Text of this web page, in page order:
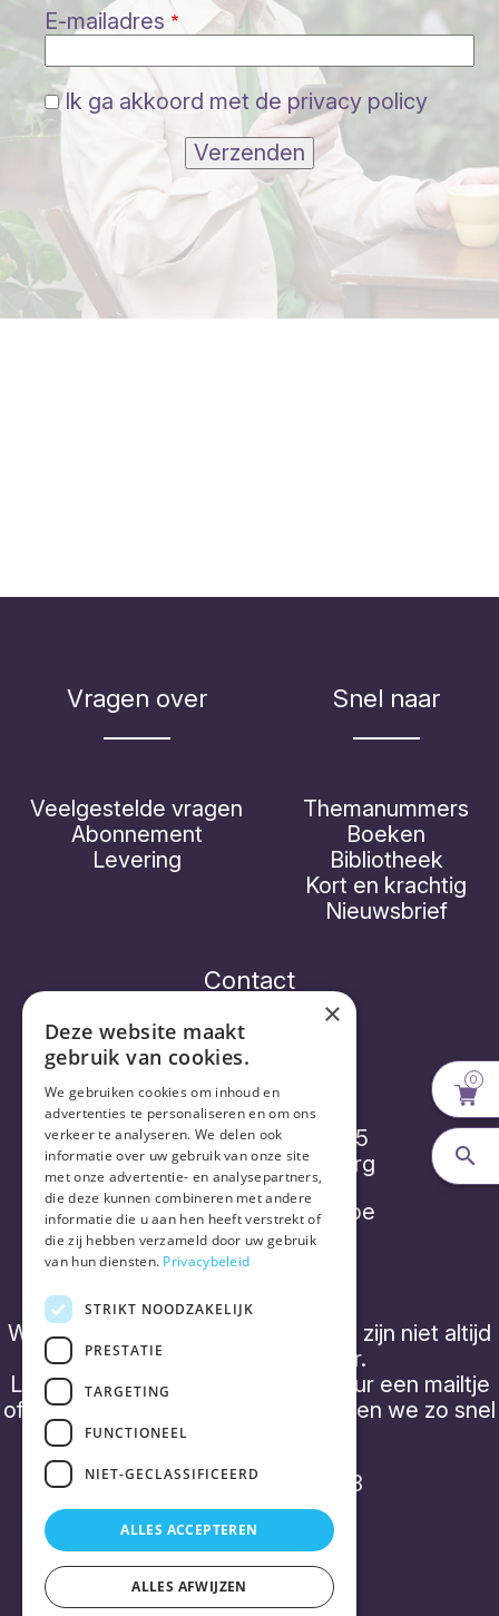
E-mailadres
Ik ga akkoord met de privacy policy
Verzenden
Vragen over
Veelgestelde vragen
Abonnement
Levering
Snel naar
Themanummers
Boeken
Bibliotheek
Kort en krachtig
Nieuwsbrief
Contact
Vorthex Aequo bv
Diepenbroekstraatje 15
2220 Heist-op-den-Berg
info@placebonocebo.be
+32 (0) 490 21 62 07
We hebben geen 'kantooruren' en zijn niet altijd
telefonisch bereikbaar.
Laat een boodschap achter of stuur een mailtje
of een WhatsApp bericht, dan nemen we zo snel
mogelijk contact op.
BTW BE0843 357 788
0
×
Deze website maakt
gebruik van cookies.
We gebruiken cookies om inhoud en
advertenties te personaliseren en om ons
verkeer te analyseren. We delen ook
informatie over uw gebruik van onze site
met onze advertentie- en analysepartners,
die deze kunnen combineren met andere
informatie die u aan hen heeft verstrekt of
die zij hebben verzameld door uw gebruik
van hun diensten. Privacybeleid
STRIKT NOODZAKELIJK
PRESTATIE
TARGETING
FUNCTIONEEL
NIET-GECLASSIFICEERD
ALLES ACCEPTEREN
ALLES AFWIJZEN